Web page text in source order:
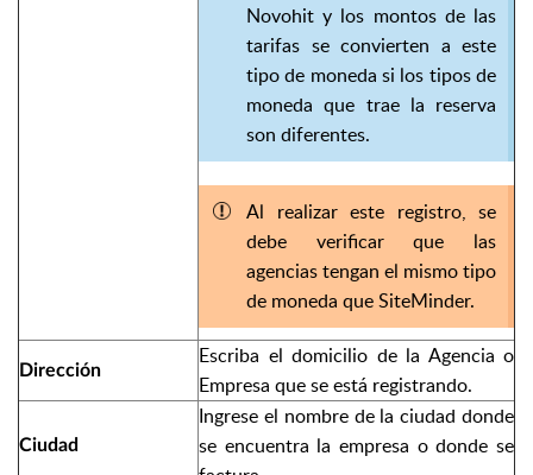
Novohit y los montos de las
tarifas se convierten a este
tipo de moneda si los tipos de
moneda que trae la reserva
son diferentes.
Al realizar este registro, se
debe verificar que las
agencias tengan el mismo tipo
de moneda que SiteMinder.
Dirección
Escriba el domicilio de la Agencia o
Empresa que se está registrando.
Ciudad
Ingrese el nombre de la ciudad donde
se encuentra la empresa o donde se